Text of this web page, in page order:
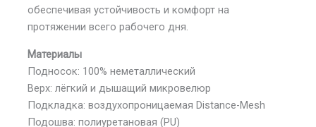
обеспечивая устойчивость и комфорт на
протяжении всего рабочего дня.
Материалы
Подносок: 100% неметаллический
Верх: лёгкий и дышащий микровелюр
Подкладка: воздухопроницаемая Distance-Mesh
Подошва: полиуретановая (PU)